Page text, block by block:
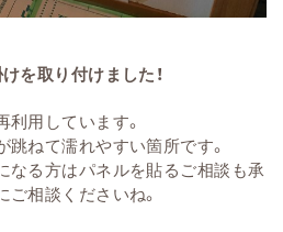
を取り付けました！
用しています。
ねて濡れやすい箇所です。
なる方はパネルを貼るご相談も承
相談くださいね。